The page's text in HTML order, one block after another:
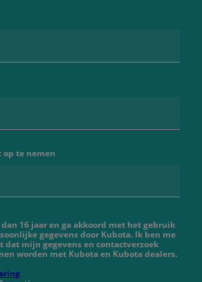
op te nemen
16 jaar en ga akkoord met het gebruik
gegevens door Kubota. Ik ben me
dat mijn gegevens en contactverzoek
worden met Kubota en Kubota dealers.